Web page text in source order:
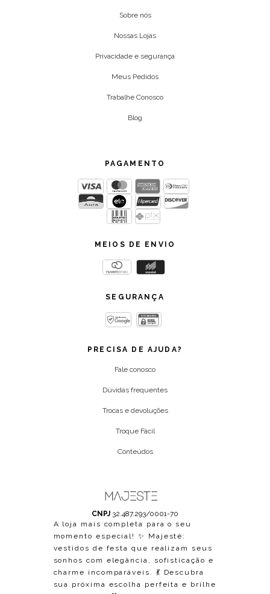
Sobre nós
Nossas Lojas
Privacidade e segurança
Meus Pedidos
Trabalhe Conosco
Blog
PAGAMENTO
MEIOS DE ENVIO
SEGURANÇA
PRECISA DE AJUDA?
Fale conosco
Dúvidas frequentes
Trocas e devoluções
Troque Fácil
Conteúdos
CNPJ 32.487.293/0001-70
A loja mais completa para o seu
momento especial! ✨ Majesté:
vestidos de festa que realizam seus
sonhos com elegância, sofisticação e
charme incomparáveis. 💃 Descubra
sua próxima escolha perfeita e brilhe